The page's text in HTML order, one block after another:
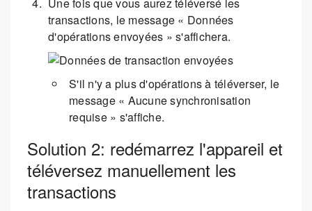
transactions, le message « Données
d'opérations envoyées » s'affichera.
S'il n'y a plus d'opérations à téléverser, le
message « Aucune synchronisation
requise » s'affiche.
Solution 2: redémarrez l'appareil et
téléversez manuellement les
transactions